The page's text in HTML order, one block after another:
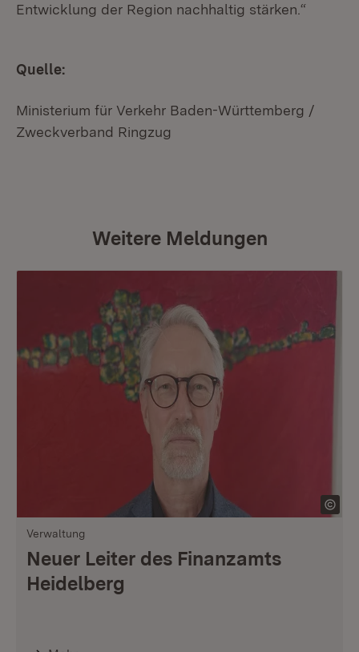
Entwicklung der Region nachhaltig stärken.“
Quelle:
Ministerium für Verkehr Baden-Württemberg /
Zweckverband Ringzug
Weitere Meldungen
Verwaltung
Neuer Leiter des Finanzamts
Heidelberg